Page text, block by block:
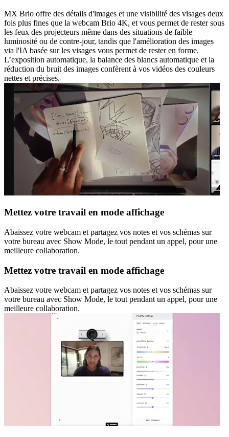
MX Brio offre des détails d'images et une visibilité des visages deux
fois plus fines que la webcam Brio 4K, et vous permet de rester sous
les feux des projecteurs même dans des situations de faible
luminosité ou de contre-jour, tandis que l'amélioration des images
via l'IA basée sur les visages vous permet de rester en forme.
L’exposition automatique, la balance des blancs automatique et la
réduction du bruit des images confèrent à vos vidéos des couleurs
nettes et précises.
Mettez votre travail en mode affichage
Abaissez votre webcam et partagez vos notes et vos schémas sur
votre bureau avec Show Mode, le tout pendant un appel, pour une
meilleure collaboration.
Mettez votre travail en mode affichage
Abaissez votre webcam et partagez vos notes et vos schémas sur
votre bureau avec Show Mode, le tout pendant un appel, pour une
meilleure collaboration.